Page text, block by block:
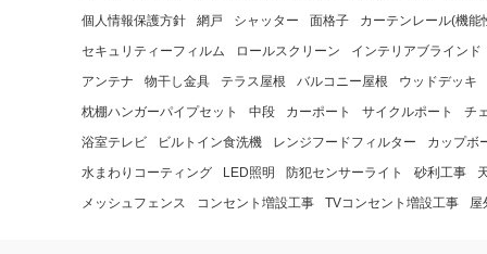
個人情報保護方針
網戸 シャッター 面格子
カーテンレール(機能
セキュリティーフィルム
ロールスクリーン
インテリアブラインド
アンテナ
物干し金具 テラス屋根 バルコニー屋根
ウッドデッキ
枕棚ハンガーパイプセット
中段 カーポート サイクルポート
チ
浴室テレビ
ビルトイン食洗機 レンジフードフィルター
カップボ
水まわりコーティング
LED照明 防犯センサーライト 砂利工事
メッシュフェンス
コンセント増設工事 TVコンセント増設工事 屋